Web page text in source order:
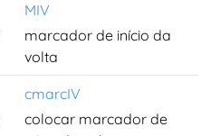
MIV
marcador de início da
volta
cmarcIV
colocar marcador de